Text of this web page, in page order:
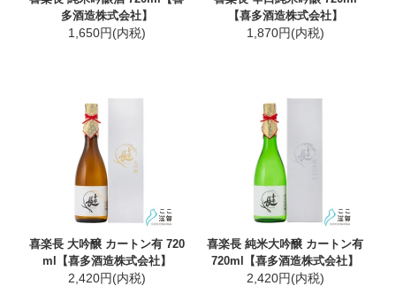
多酒造株式会社】
1,650円(内税)
【喜多酒造株式会社】
1,870円(内税)
喜楽長 大吟醸 カートン有 720
ml【喜多酒造株式会社】
2,420円(内税)
喜楽長 純米大吟醸 カートン有
720ml【喜多酒造株式会社】
2,420円(内税)